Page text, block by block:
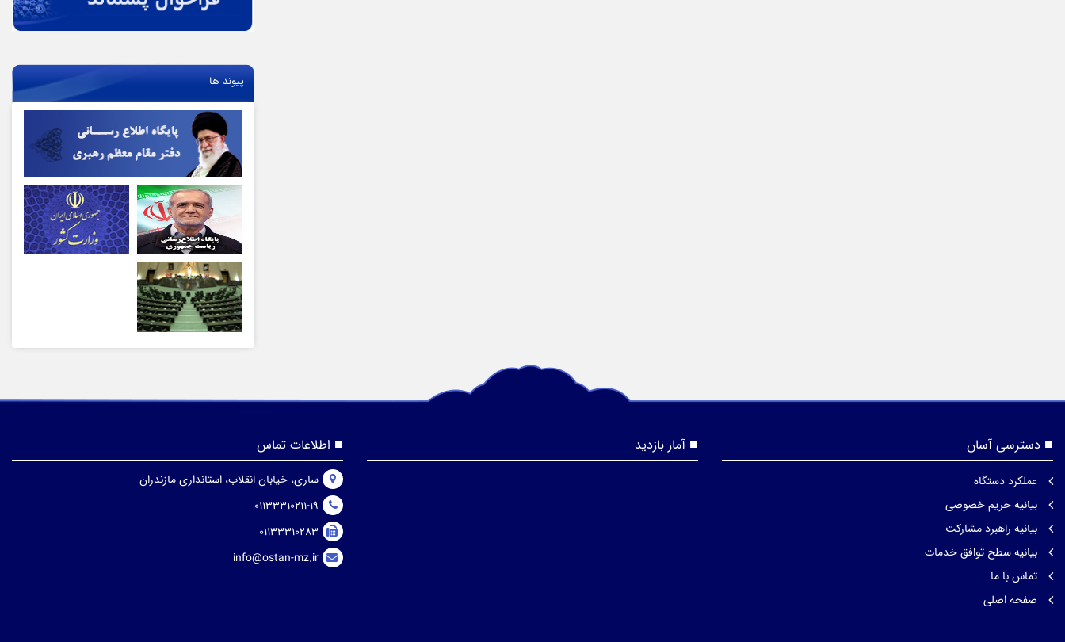
پیوند ها
دسترسی آسان
عملکرد دستگاه
بیانیه حریم خصوصی
بیانیه راهبرد مشارکت
بیانیه سطح توافق خدمات
تماس با ما
صفحه اصلی
آمار بازدید اطلاعات تماس
ساری، خیابان انقلاب، استانداری مازندران
01133310211-19
01133310283
info@ostan-mz.ir